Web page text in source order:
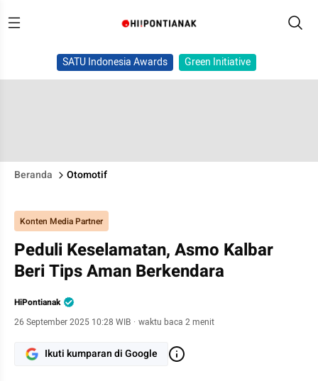
SATU Indonesia Awards Green Initiative
Beranda Otomotif
Konten Media Partner
Peduli Keselamatan, Asmo Kalbar
Beri Tips Aman Berkendara
HiPontianak
26 September 2025 10:28 WIB · waktu baca 2 menit
Ikuti kumparan di Google